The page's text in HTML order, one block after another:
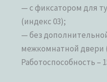
— с фиксатором для
(индекс 03);
— без
межкомнатной двери
Работоспособность –